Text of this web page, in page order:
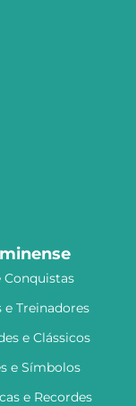
Conquistas
e Treinadores
e Clássicos
e Símbolos
e Recordes